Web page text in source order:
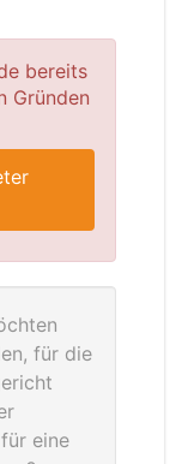
bereits
Gründen
für die
eine